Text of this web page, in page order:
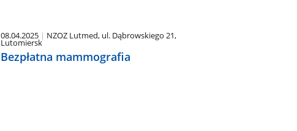
08.04.2025 NZOZ Lutmed, ul. Dąbrowskiego 21,
Lutomiersk
Bezpłatna mammografia